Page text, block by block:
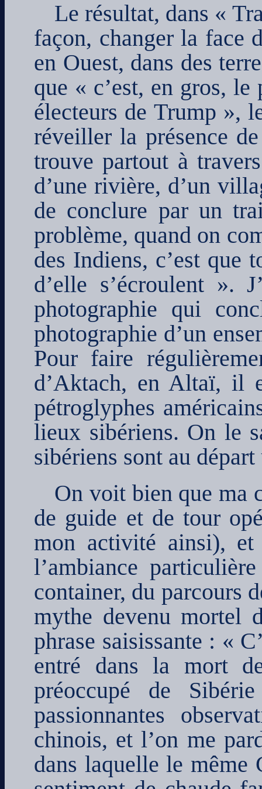
Le résultat, dans «
façon, changer la face
en Ouest, dans des
que « c’est, en gros,
électeurs de Trump »,
réveiller la présence
trouve partout à
d’une rivière, d’un
de conclure par un
problème, quand on
des Indiens, c’est que
d’elle s’écroulent ».
photographie qui
photographie d’un
Pour faire
d’Aktach, en Altaï, il
pétroglyphes
lieux sibériens. On le
sibériens sont au
On voit bien que ma
de guide et de tour
mon activité ainsi), et
l’ambiance
container, du parcours
mythe devenu mortel
phrase saisissante : «
entré dans la mort
préoccupé de
passionnantes
chinois, et l’on me
dans laquelle le